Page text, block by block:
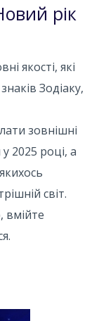
рік
якості, які
Зодіаку,
зовнішні
2025 році, а
світ.
вмійте